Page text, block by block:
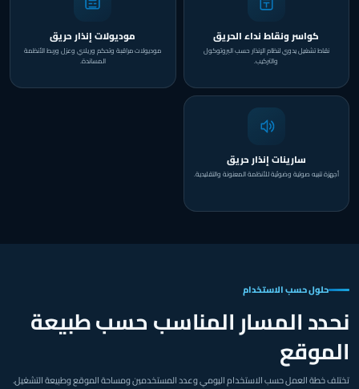
كواسر ونقاط نداء الحريق
نقاط تشغيل يدوي لنظام الإنذار حسب البروتوكول
والتركيب.
موديولات إنذار حريق
موديولات مراقبة وتحكم وريلاي وعزل وربط الأنظمة
المساندة.
سارينات إنذار حريق
أجهزة تنبيه صوتية وضوئية للأنظمة المعنونة والتقليدية.
حلول حسب الاستخدام
نحدد المسار المناسب حسب طبيعة
الموقع
تختلف خطة العمل حسب الاستخدام اليومي وعدد المستخدمين ومساحة الموقع وطبيعة التشغيل.